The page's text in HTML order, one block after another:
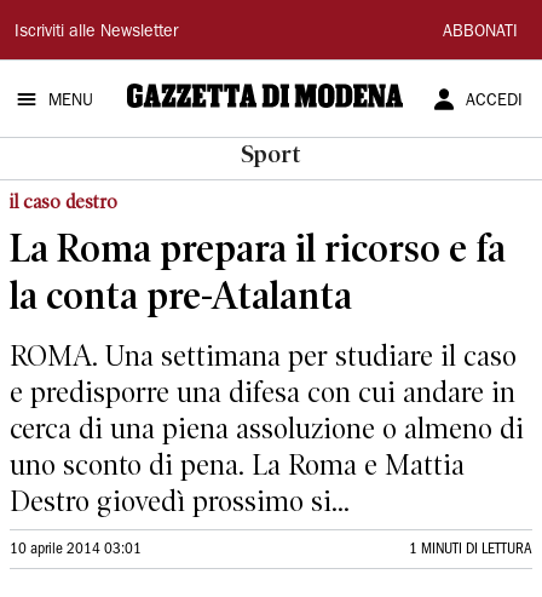
Gazzetta
di
Modena
Iscriviti alle Newsletter ABBONATI
MENU ACCEDI
Sport
il caso destro
La Roma prepara il ricorso e fa
la conta pre-Atalanta
ROMA. Una settimana per studiare il caso
e predisporre una difesa con cui andare in
cerca di una piena assoluzione o almeno di
uno sconto di pena. La Roma e Mattia
Destro giovedì prossimo si...
10 aprile 2014 03:01 1 MINUTI DI LETTURA